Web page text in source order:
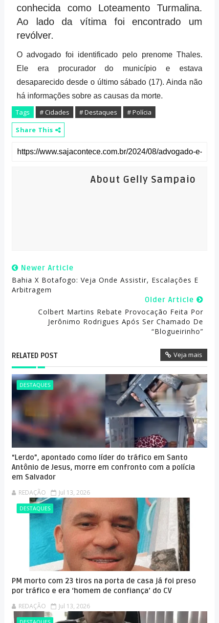
conhecida como Loteamento Turmalina.
Ao lado da vítima foi encontrado um
revólver.
O advogado foi identificado pelo prenome Thales.
Ele era procurador do município e estava
desaparecido desde o último sábado (17). Ainda não
há informações sobre as causas da morte.
Tags # Cidades # Destaques
# Polícia
Share This
About Gelly Sampaio
Newer Article
Bahia X Botafogo: Veja Onde Assistir, Escalações E
Arbitragem
Older Article
Colbert Martins Rebate Provocação Feita Por
Jerônimo Rodrigues Após Ser Chamado De
“blogueirinho”
RELATED POST Veja mais
DESTAQUES
“Lerdo”, apontado como líder do tráfico em Santo
Antônio de Jesus, morre em confronto com a polícia
em Salvador
REDAÇÃO Jul 13, 2026
DESTAQUES
PM morto com 23 tiros na porta de casa já foi preso
por tráfico e era ‘homem de confiança’ do CV
REDAÇÃO Jul 13, 2026